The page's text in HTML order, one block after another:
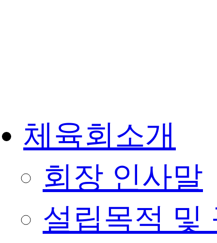
체육회소개
회장 인사말
설립목적 및